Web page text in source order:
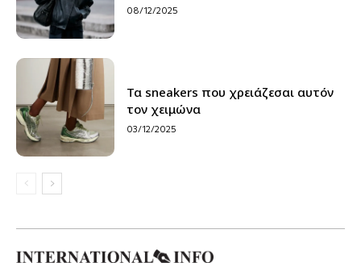
08/12/2025
Τα sneakers που χρειάζεσαι αυτόν
τον χειμώνα
03/12/2025